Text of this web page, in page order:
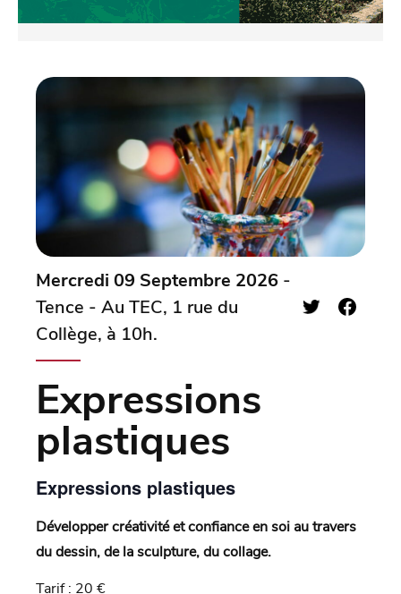
Mercredi 09 Septembre 2026 -
Tence - Au TEC, 1 rue du
Collège, à 10h.
Expressions
plastiques
Expressions plastiques
Développer créativité et confiance en soi au travers
du dessin, de la sculpture, du collage.
Tarif : 20 €